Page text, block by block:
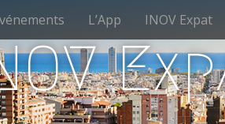
L’App INOV Expat